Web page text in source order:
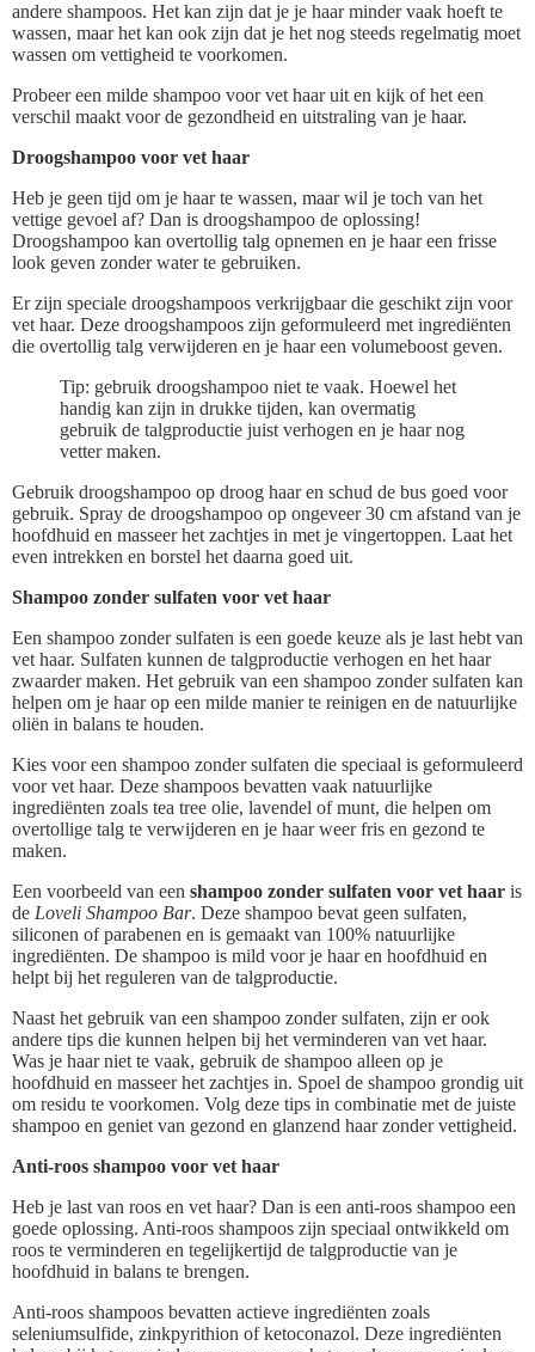
andere shampoos. Het kan zijn dat je je haar minder vaak hoeft te
wassen, maar het kan ook zijn dat je het nog steeds regelmatig moet
wassen om vettigheid te voorkomen.
Probeer een milde shampoo voor vet haar uit en kijk of het een
verschil maakt voor de gezondheid en uitstraling van je haar.
Droogshampoo voor vet haar
Heb je geen tijd om je haar te wassen, maar wil je toch van het
vettige gevoel af? Dan is droogshampoo de oplossing!
Droogshampoo kan overtollig talg opnemen en je haar een frisse
look geven zonder water te gebruiken.
Er zijn speciale droogshampoos verkrijgbaar die geschikt zijn voor
vet haar. Deze droogshampoos zijn geformuleerd met ingrediënten
die overtollig talg verwijderen en je haar een volumeboost geven.
Tip: gebruik droogshampoo niet te vaak. Hoewel het
handig kan zijn in drukke tijden, kan overmatig
gebruik de talgproductie juist verhogen en je haar nog
vetter maken.
Gebruik droogshampoo op droog haar en schud de bus goed voor
gebruik. Spray de droogshampoo op ongeveer 30 cm afstand van je
hoofdhuid en masseer het zachtjes in met je vingertoppen. Laat het
even intrekken en borstel het daarna goed uit.
Shampoo zonder sulfaten voor vet haar
Een shampoo zonder sulfaten is een goede keuze als je last hebt van
vet haar. Sulfaten kunnen de talgproductie verhogen en het haar
zwaarder maken. Het gebruik van een shampoo zonder sulfaten kan
helpen om je haar op een milde manier te reinigen en de natuurlijke
oliën in balans te houden.
Kies voor een shampoo zonder sulfaten die speciaal is geformuleerd
voor vet haar. Deze shampoos bevatten vaak natuurlijke
ingrediënten zoals tea tree olie, lavendel of munt, die helpen om
overtollige talg te verwijderen en je haar weer fris en gezond te
maken.
Een voorbeeld van een shampoo zonder sulfaten voor vet haar is
de Loveli Shampoo Bar. Deze shampoo bevat geen sulfaten,
siliconen of parabenen en is gemaakt van 100% natuurlijke
ingrediënten. De shampoo is mild voor je haar en hoofdhuid en
helpt bij het reguleren van de talgproductie.
Naast het gebruik van een shampoo zonder sulfaten, zijn er ook
andere tips die kunnen helpen bij het verminderen van vet haar.
Was je haar niet te vaak, gebruik de shampoo alleen op je
hoofdhuid en masseer het zachtjes in. Spoel de shampoo grondig uit
om residu te voorkomen. Volg deze tips in combinatie met de juiste
shampoo en geniet van gezond en glanzend haar zonder vettigheid.
Anti-roos shampoo voor vet haar
Heb je last van roos en vet haar? Dan is een anti-roos shampoo een
goede oplossing. Anti-roos shampoos zijn speciaal ontwikkeld om
roos te verminderen en tegelijkertijd de talgproductie van je
hoofdhuid in balans te brengen.
Anti-roos shampoos bevatten actieve ingrediënten zoals
seleniumsulfide, zinkpyrithion of ketoconazol. Deze ingrediënten